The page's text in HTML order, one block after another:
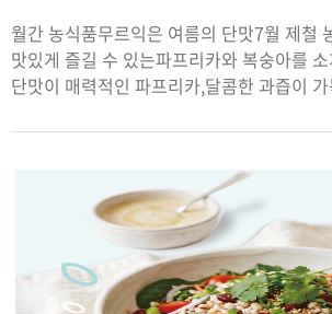
월간 농식품무르익은 여름의 단맛7월 제철
맛있게 즐길 수 있는파프리카와 복숭아를
단맛이 매력적인 파프리카,달콤한 과즙이
팁만 알면제철의 맛을 더 오래, 더 맛있게